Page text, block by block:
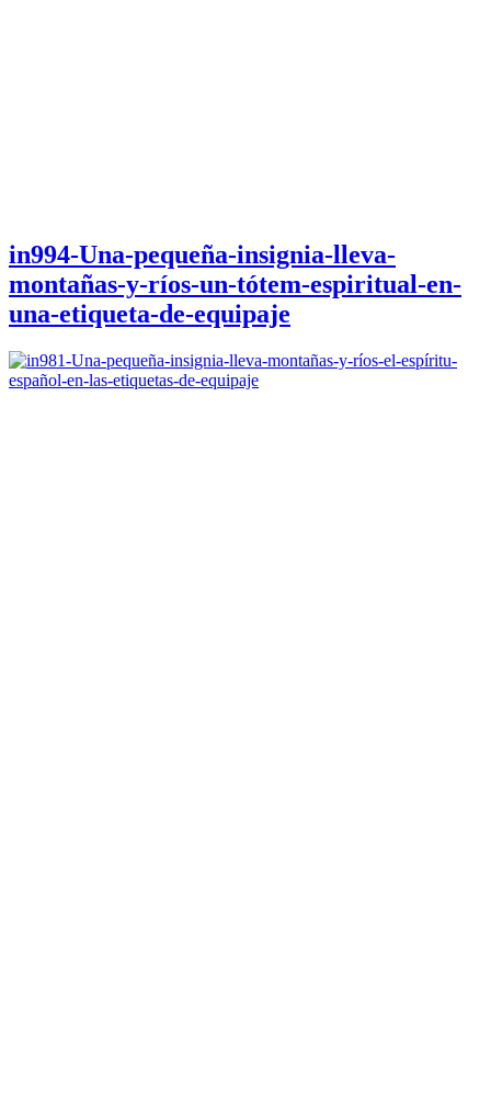
in994-Una-pequeña-insignia-lleva-
montañas-y-ríos-un-tótem-espiritual-en-
una-etiqueta-de-equipaje